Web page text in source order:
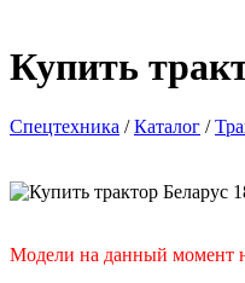
Купить
Спецтехника / Каталог /
Модели на данный момент